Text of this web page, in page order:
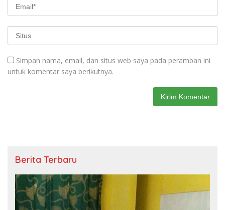
Simpan nama, email, dan situs web saya pada peramban ini
untuk komentar saya berikutnya.
Berita Terbaru